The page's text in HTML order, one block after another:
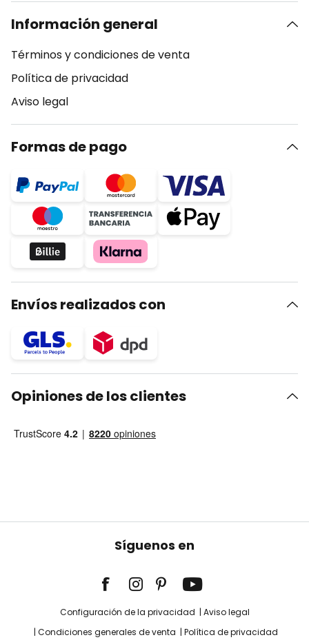
Información general
Términos y condiciones de venta
Política de privacidad
Aviso legal
Formas de pago
Envíos realizados con
Opiniones de los clientes
Síguenos en
Configuración de la privacidad
Aviso legal
Condiciones generales de venta
Política de privacidad